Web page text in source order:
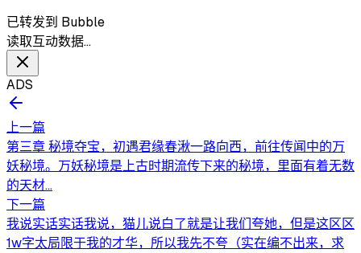
已转发到 Bubble
读取互动数据…
ADS
上一篇
第三章 秘境夺宝，初遇君缘​ 春湫一路向西，前往传闻中的万
妖秘境。万妖秘境是上古时期流传下来的秘境，里面有着无数
的天材...
下一篇
我说实话实话我说，猫儿说白了就是让我们夸她，但是这区区
1w字太局限于我的才华，所以我先不夸（实在编不出来，求